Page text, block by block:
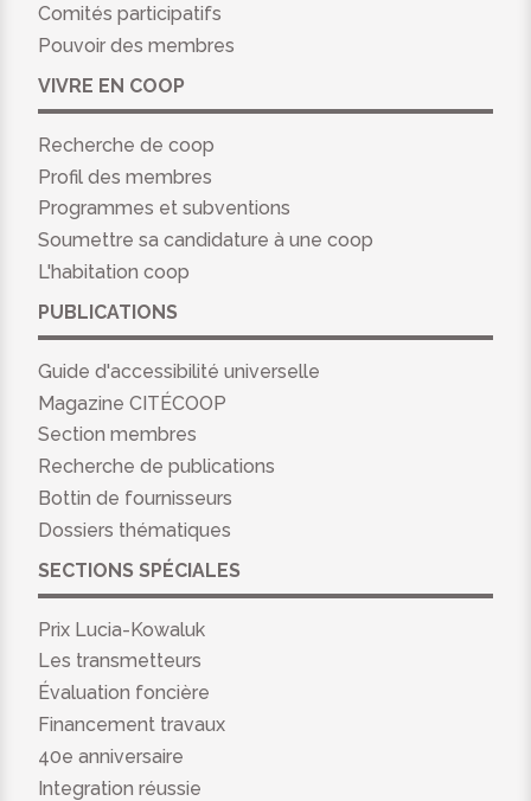
Comités participatifs
Pouvoir des membres
VIVRE EN COOP
Recherche de coop
Profil des membres
Programmes et subventions
Soumettre sa candidature à une coop
L'habitation coop
PUBLICATIONS
Guide d'accessibilité universelle
Magazine CITÉCOOP
Section membres
Recherche de publications
Bottin de fournisseurs
Dossiers thématiques
SECTIONS SPÉCIALES
Prix Lucia-Kowaluk
Les transmetteurs
Évaluation foncière
Financement travaux
40e anniversaire
Integration réussie